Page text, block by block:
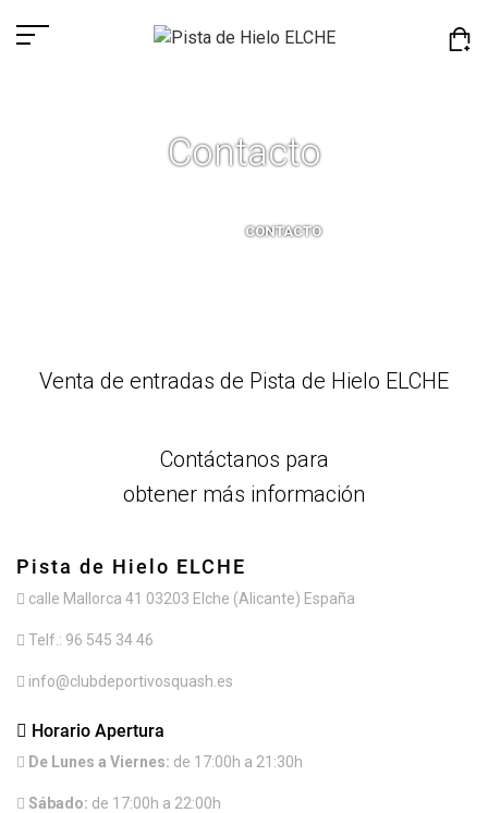
Contacto
CONTACTO
Venta de entradas de Pista de Hielo ELCHE
Contáctanos para
obtener más información
Pista de Hielo ELCHE
calle Mallorca 41 03203 Elche (Alicante) España
Telf.: 96 545 34 46
info@clubdeportivosquash.es
Horario Apertura
De Lunes a Viernes: de 17:00h a 21:30h
Sábado: de 17:00h a 22:00h